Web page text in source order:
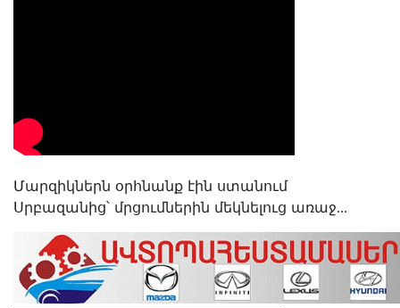
Մարզիկներն օրհնանք էին ստանում
Սրբազանից՝ մրցումներին մեկնելուց առաջ․․․